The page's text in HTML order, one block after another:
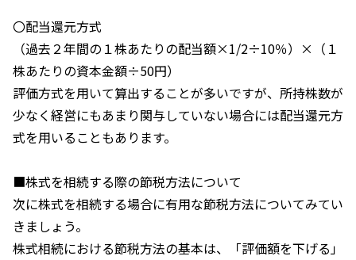
〇配当還元方式
（過去２年間の１株あたりの配当額×1/2÷10％）×（１
株あたりの資本金額÷50円）
評価方式を用いて算出することが多いですが、所持株数が
少なく経営にもあまり関与していない場合には配当還元方
式を用いることもあります。
■株式を相続する際の節税方法について
次に株式を相続する場合に有用な節税方法についてみてい
きましょう。
株式相続における節税方法の基本は、「評価額を下げる」